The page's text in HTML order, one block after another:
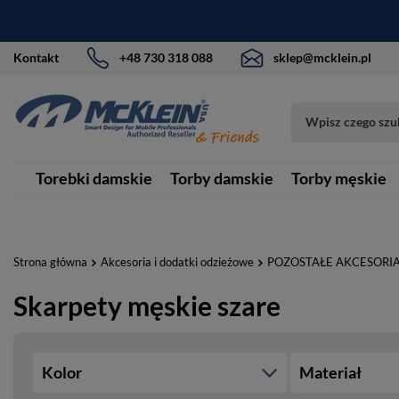
Kontakt +48 730 318 088 sklep@mcklein.pl
Torebki damskie Torby damskie Torby męskie
Strona główna Akcesoria i dodatki odzieżowe POZOSTAŁE
Skarpety męskie szare
Kolor Materiał